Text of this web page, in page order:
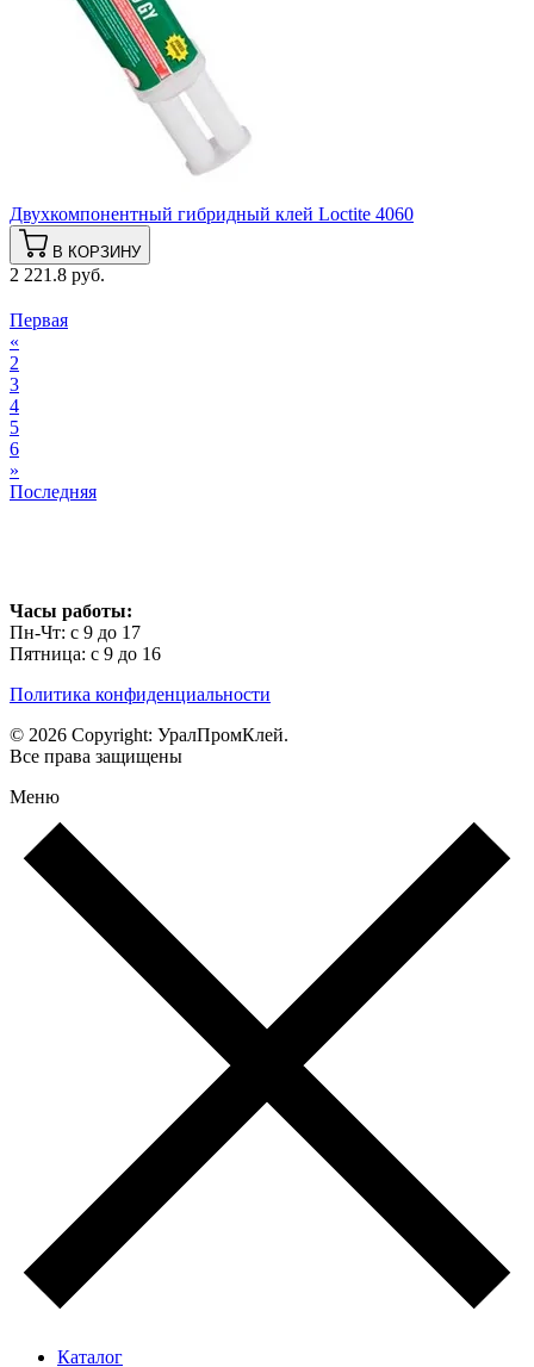
Двухкомпонентный гибридный клей Loctite 4060
В КОРЗИНУ
2 221.8 руб.
Первая
«
2
3
4
5
6
»
Последняя
Часы работы:
Пн-Чт: с 9 до 17
Пятница: с 9 до 16
Политика конфиденциальности
© 2026 Copyright: УралПромКлей.
Все права защищены
Меню
Каталог